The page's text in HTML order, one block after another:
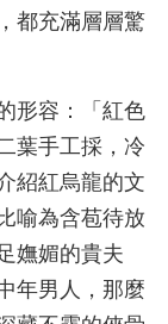
都充滿層層驚
形容：「紅色
葉手工採，冷
紹紅烏龍的文
喻為含苞待放
嫵媚的貴夫
年男人，那麼